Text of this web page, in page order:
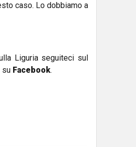
caso. Lo dobbiamo a
Liguria seguiteci sul
su Facebook.